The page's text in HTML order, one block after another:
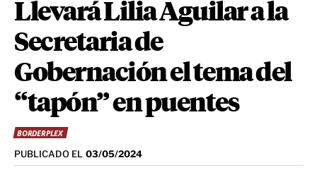
Llevará Lilia Aguilar a la
Secretaria de
Gobernación el tema del
“tapón” en puentes
BORDERPLEX
PUBLICADO EL 03/05/2024